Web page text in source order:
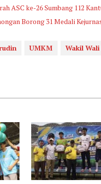
ASC ke-26 Sumbang 112
Borong 31 Medali
UMKM Wakil